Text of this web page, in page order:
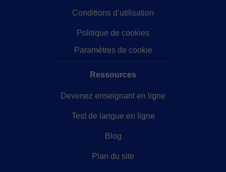
Conditions d’utilisation
Politique de cookies
Paramètres de cookie
Ressources
Devenez enseignant en ligne
Test de langue en ligne
Blog
Plan du site